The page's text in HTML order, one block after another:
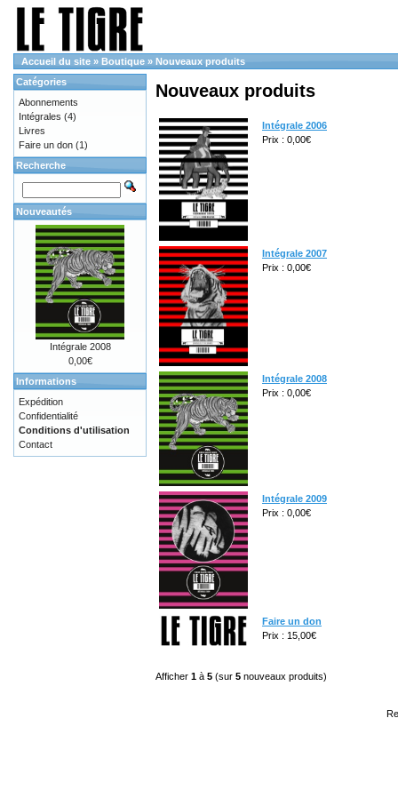
Accueil du site » Boutique » Nouveaux produits
Nouveaux produits
Intégrale 2006
Prix : 0,00€
Intégrale 2007
Prix : 0,00€
Intégrale 2008
Prix : 0,00€
Intégrale 2009
Prix : 0,00€
Faire un don
Prix : 15,00€
Afficher 1 à 5 (sur 5 nouveaux produits)
Catégories
Abonnements
Intégrales (4)
Livres
Faire un don (1)
Recherche
Nouveautés
Intégrale 2008
0,00€
Informations
Expédition
Confidentialité
Conditions d'utilisation
Contact